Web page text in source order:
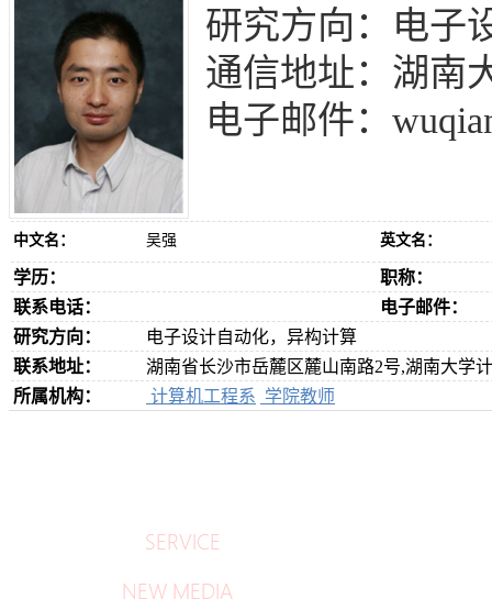
研究方向：电子
通信地址：湖南
电子邮件：
中文名： 吴强 英文名：
学历：
职称：
联系电话：
电子邮件：
研究方向：
电子设计自动化，异构计算
联系地址：
湖南省长沙市岳麓区麓山南路2号,湖南大学
所属机构：
计算机工程系 学院教师